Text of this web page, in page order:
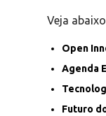
Veja
Open
Agenda
Futuro